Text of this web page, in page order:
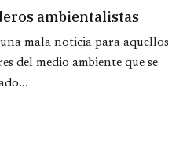
ambientalistas
mala noticia para aquellos
del medio ambiente que se